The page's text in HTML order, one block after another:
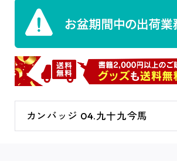
カンバッジ 04.九十九今馬